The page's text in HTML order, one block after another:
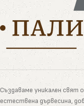
Създаваме уникален
естествена дървесина,